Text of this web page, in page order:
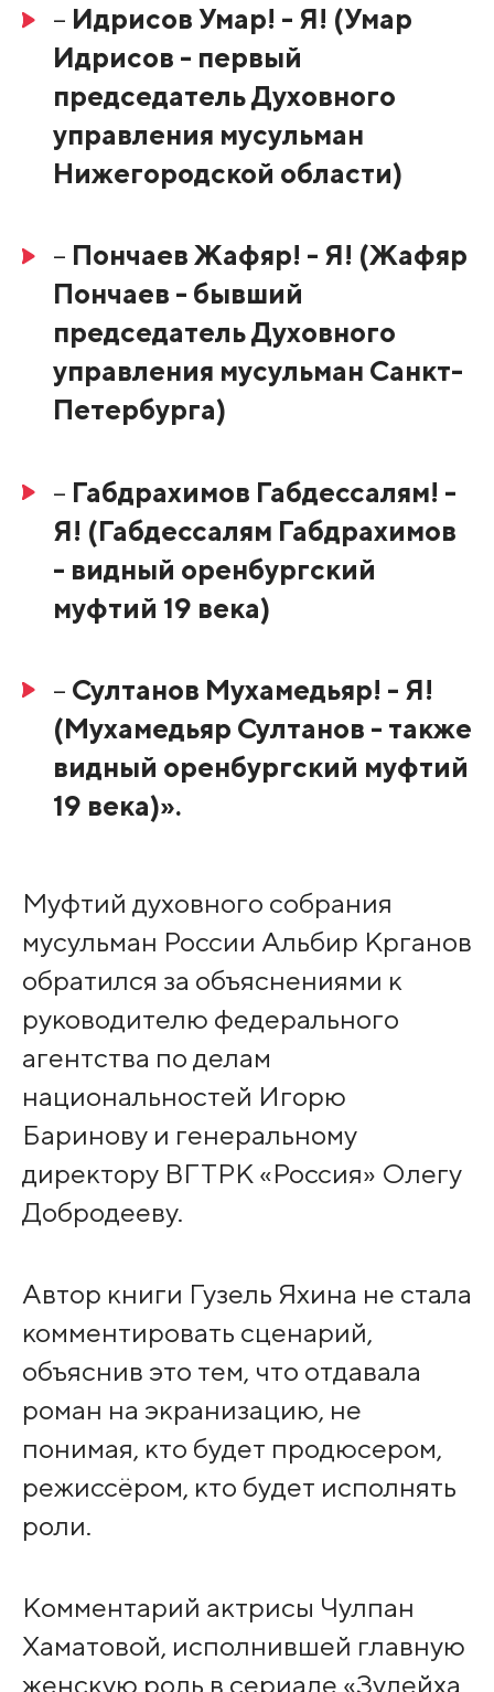
– Идрисов Умар! - Я! (Умар
Идрисов - первый
председатель Духовного
управления мусульман
Нижегородской области)
– Пончаев Жафяр! - Я! (Жафяр
Пончаев - бывший
председатель Духовного
управления мусульман Санкт-
Петербурга)
– Габдрахимов Габдессалям! -
Я! (Габдессалям Габдрахимов
- видный оренбургский
муфтий 19 века)
– Султанов Мухамедьяр! - Я!
(Мухамедьяр Султанов - также
видный оренбургский муфтий
19 века)».
Муфтий духовного собрания
мусульман России Альбир Крганов
обратился за объяснениями к
руководителю федерального
агентства по делам
национальностей Игорю
Баринову и генеральному
директору ВГТРК «Россия» Олегу
Добродееву.
Автор книги Гузель Яхина не стала
комментировать сценарий,
объяснив это тем, что отдавала
роман на экранизацию, не
понимая, кто будет продюсером,
режиссёром, кто будет исполнять
роли.
Комментарий актрисы Чулпан
Хаматовой, исполнившей главную
женскую роль в сериале «Зулейха